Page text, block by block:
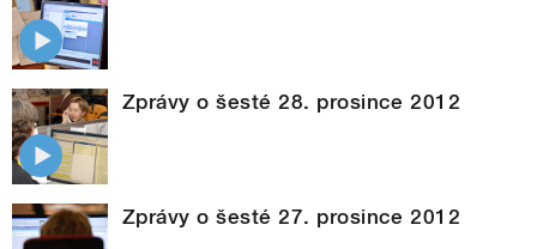
Zprávy o šesté 28. prosince 2012
Zprávy o šesté 27. prosince 2012